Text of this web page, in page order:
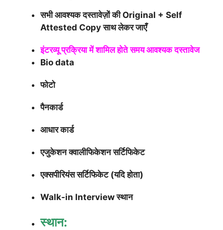
सभी आवश्यक दस्तावेज़ों की Original + Self
Attested Copy साथ लेकर जाएँ
इंटरव्यू प्रक्रिया में शामिल होते समय आवश्यक दस्तावेज
Bio data
फोटो
पैनकार्ड
आधार कार्ड
एजुकेशन क्वालीफिकेशन सर्टिफिकेट
एक्सपीरियंस सर्टिफिकेट (यदि होता)
Walk-in Interview स्थान
स्थान: